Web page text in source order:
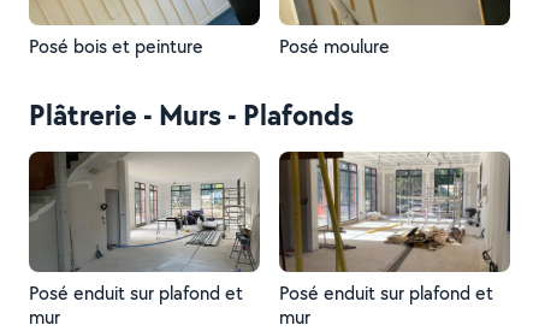
Posé bois et peinture Posé moulure
Plâtrerie - Murs - Plafonds
Posé enduit sur plafond et
mur
Posé enduit sur plafond et
mur